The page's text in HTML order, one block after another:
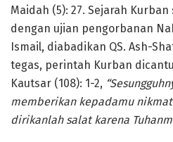
Maidah (5): 27. Sejarah
dengan ujian pengorbanan
Ismail, diabadikan QS. Ash-
tegas, perintah Kurban
Kautsar (108): 1-2,
memberikan kepadamu
dirikanlah salat karena